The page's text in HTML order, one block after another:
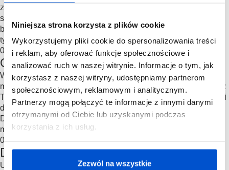
Niniejsza strona korzysta z plików cookie
Wykorzystujemy pliki cookie do spersonalizowania treści
i reklam, aby oferować funkcje społecznościowe i
analizować ruch w naszej witrynie. Informacje o tym, jak
korzystasz z naszej witryny, udostępniamy partnerom
społecznościowym, reklamowym i analitycznym.
Partnerzy mogą połączyć te informacje z innymi danymi
otrzymanymi od Ciebie lub uzyskanymi podczas
korzystania z ich usług.
Zezwól na wszystkie
zdefiniujemy kryteria maszyn do drewna, które najlepiej
sprawdzą się w przypadku Twojej linii produkcyjnej. Jeśli nie
będziemy mogli sprostać Twoim oczekiwaniom, dowiesz się o
tym od razu.
02
Oferta
W przesłanej ofercie znajdziesz rekomendowane przez nas
modele maszyn do obróbki drewna, które będą kompatybilne z
Twoją linią produkcyjną. Poznasz ceny, parametry techniczne i
dokładne wyliczenia zwrotu z inwestycji dla każdego modelu.
Dowiesz się także, jaki jest czas zamówienia i wdrożenia
maszyny od momentu zakupu.
03
Decyzja o współpracy
Uzgadniamy kwestię finansowania, podpisujemy umowę i